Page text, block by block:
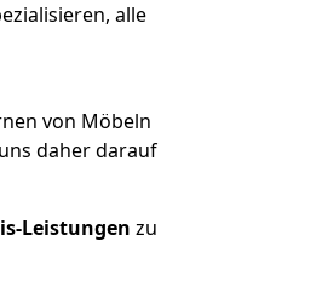
alle
von Möbeln
daher darauf
Leistungen zu